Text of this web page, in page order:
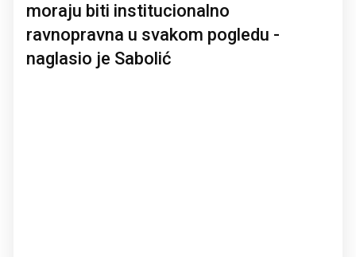
moraju biti institucionalno
ravnopravna u svakom pogledu -
naglasio je Sabolić